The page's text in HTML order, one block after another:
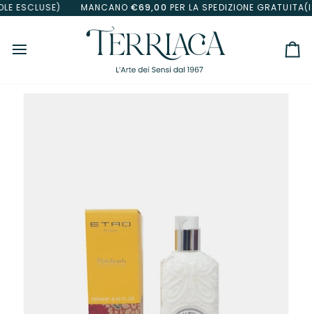
Salta
al
ESCLUSE) MANCANO€69,00PER LA SPEDIZIONE